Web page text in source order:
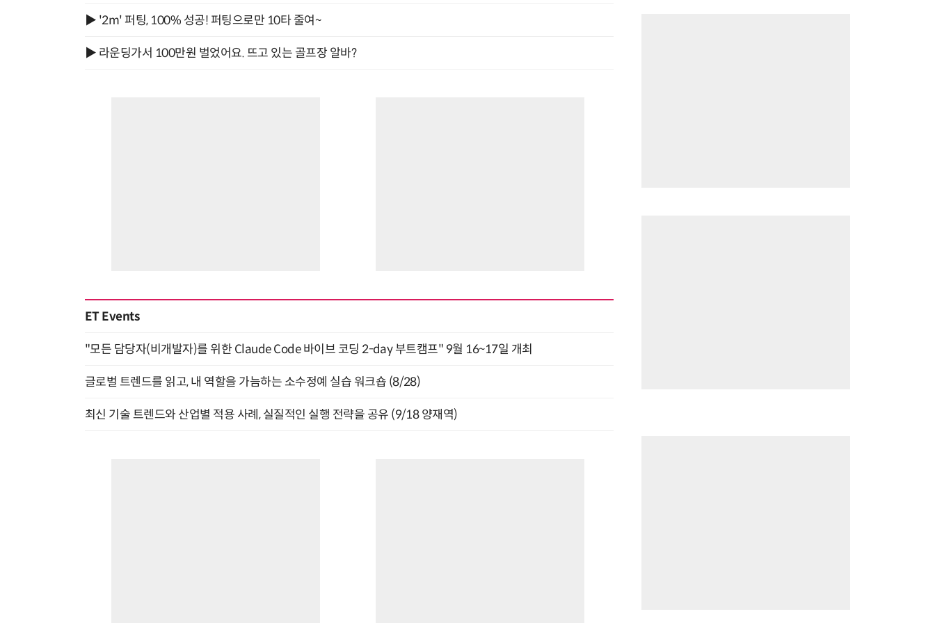
▶ '2m' 퍼팅, 100% 성공! 퍼팅으로만 10타 줄여~
▶ 라운딩가서 100만원 벌었어요. 뜨고 있는 골프장 알바?
ET Events
"모든 담당자(비개발자)를 위한 Claude Code 바이브 코딩 2-day 부트캠프" 9월 16~17일 개최
글로벌 트렌드를 읽고, 내 역할을 가늠하는 소수정예 실습 워크숍 (8/28)
최신 기술 트렌드와 산업별 적용 사례, 실질적인 실행 전략을 공유 (9/18 양재역)